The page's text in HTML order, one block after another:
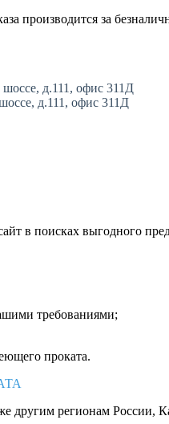
производится за
д.111, офис 311Д
д.111, офис 311Д
в поисках выгодного
требованиями;
проката.
другим регионам России,